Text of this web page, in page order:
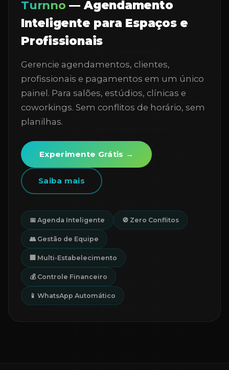
Turnno — Agendamento
Inteligente para Espaços e
Profissionais
Gerencie agendamentos, clientes,
profissionais e pagamentos em um único
painel. Para salões, estúdios, clínicas e
coworkings. Sem conflitos de horário, sem
planilhas.
Experimente Grátis →
Saiba mais
📅 Agenda Inteligente 🚫 Zero Conflitos
👥 Gestão de Equipe
🏢 Multi-Estabelecimento
💰 Controle Financeiro
📱 WhatsApp Automático